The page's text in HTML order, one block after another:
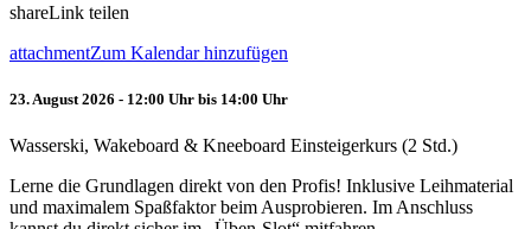
shareLink teilen
attachmentZum Kalendar hinzufügen
23. August 2026 - 12:00 Uhr bis 14:00 Uhr
Wasserski, Wakeboard & Kneeboard Einsteigerkurs (2 Std.)
Lerne die Grundlagen direkt von den Profis! Inklusive Leihmaterial
und maximalem Spaßfaktor beim Ausprobieren. Im Anschluss